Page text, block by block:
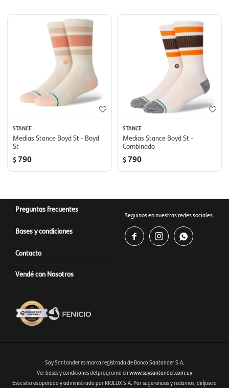
STANCE
Medias Stance Boyd St - Boyd
St
$790
STANCE
Medias Stance Boyd St -
Combinado
$790
Preguntas frecuentes
Bases y condiciones
Contacto
Vendé con Nosotros
Seguinos en nuestras redes sociales
  
Fenicio eCommerce Uruguay
Soy Santander es marca registrada de Banco Santander S.A.
Ver bases y condiciones del programa en www.soysantander.com.uy
Este sitio es operado y administrado por RIOLUX S.A. Por sugerencias y reclamos, diríjase a